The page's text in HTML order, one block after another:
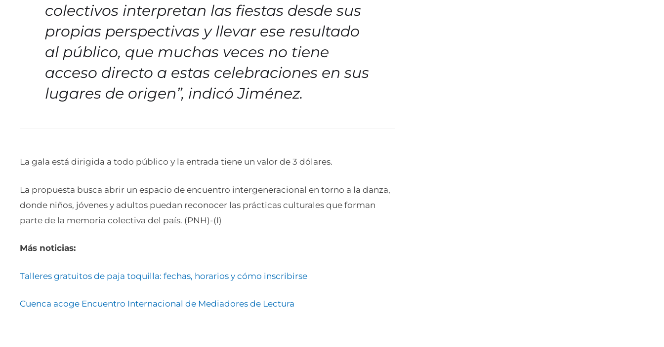
colectivos interpretan las fiestas desde sus
propias perspectivas y llevar ese resultado
al público, que muchas veces no tiene
acceso directo a estas celebraciones en sus
lugares de origen”, indicó Jiménez.
La gala está dirigida a todo público y la entrada tiene un valor de 3 dólares.
La propuesta busca abrir un espacio de encuentro intergeneracional en torno a la danza,
donde niños, jóvenes y adultos puedan reconocer las prácticas culturales que forman
parte de la memoria colectiva del país. (PNH)-(I)
Más noticias:
Talleres gratuitos de paja toquilla: fechas, horarios y cómo inscribirse
Cuenca acoge Encuentro Internacional de Mediadores de Lectura